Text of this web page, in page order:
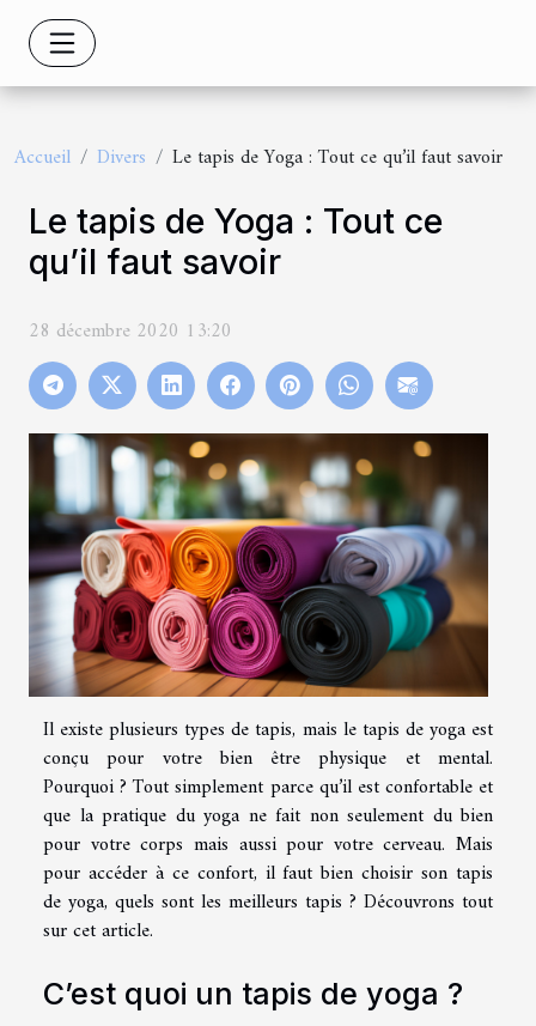
Accueil Divers Le tapis de Yoga : Tout ce qu’il faut savoir
Le tapis de Yoga : Tout ce
qu’il faut savoir
28 décembre 2020 13:20
Il existe plusieurs types de tapis, mais le tapis de yoga est
conçu pour votre bien être physique et mental.
Pourquoi ? Tout simplement parce qu’il est confortable et
que la pratique du yoga ne fait non seulement du bien
pour votre corps mais aussi pour votre cerveau. Mais
pour accéder à ce confort, il faut bien choisir son tapis
de yoga, quels sont les meilleurs tapis ? Découvrons tout
sur cet article.
C’est quoi un tapis de yoga ?